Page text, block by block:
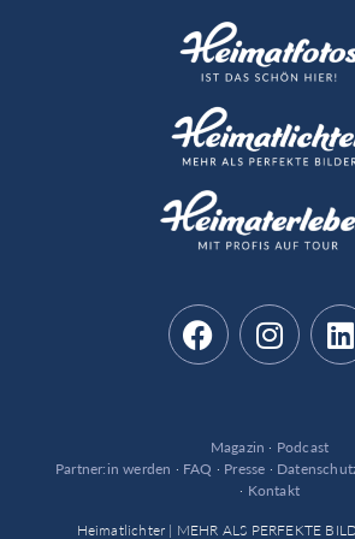
Magazin · Podcast
Partner:in werden · FAQ · Presse ·
· Kontakt
Heimatlichter | MEHR ALS PERFEKTE